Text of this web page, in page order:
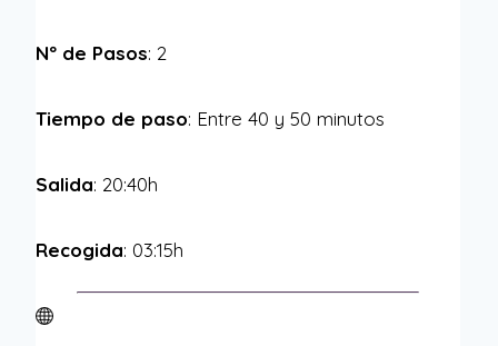
Nº de Pasos: 2
Tiempo de paso: Entre 40 y 50 minutos
Salida: 20:40h
Recogida: 03:15h